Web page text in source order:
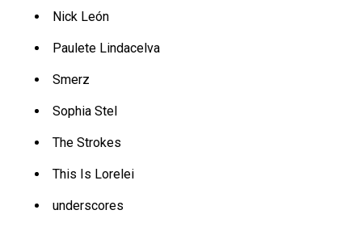
Nick León
Paulete Lindacelva
Smerz
Sophia Stel
The Strokes
This Is Lorelei
underscores